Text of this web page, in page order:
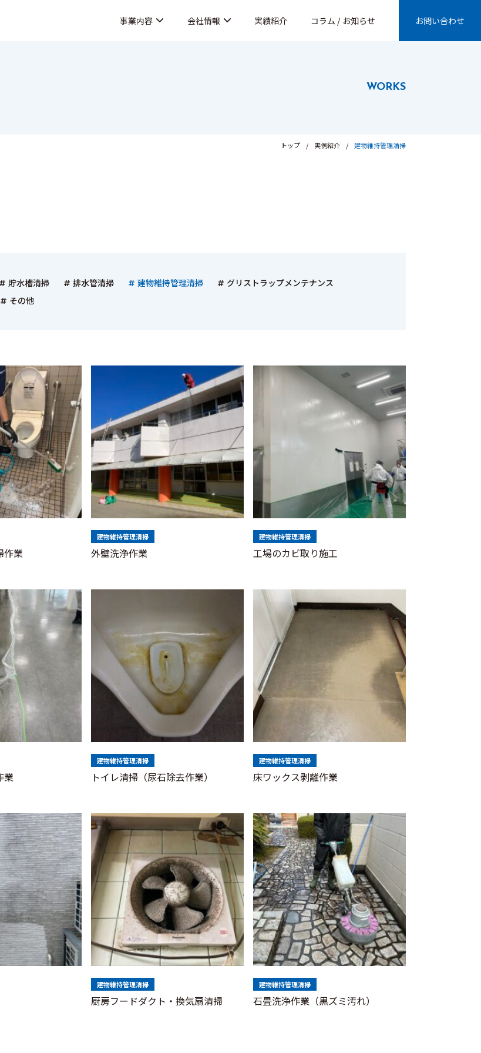
事業内容
リーニング ドローン空撮・点検
中部イノベーションドローン協会（JUIDA認定スクール）
会社情報 実績紹介 コラム / お知らせ お問い合わせ
WORKS
トップ 実例紹介 建物維持管理清掃
貯水槽清掃 排水管清掃 建物維持管理清掃
グリストラップメンテナンス
その他
作業
建物維持管理清掃
外壁洗浄作業
建物維持管理清掃
工場のカビ取り施工
業
建物維持管理清掃
トイレ清掃（尿石除去作業）
建物維持管理清掃
床ワックス剥離作業
建物維持管理清掃
厨房フードダクト・換気扇清掃
建物維持管理清掃
石畳洗浄作業（黒ズミ汚れ）